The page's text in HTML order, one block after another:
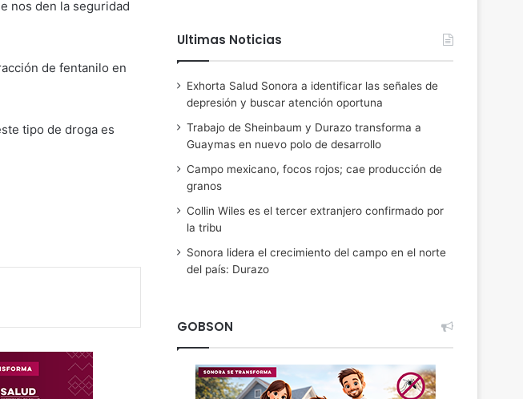
nos den la seguridad
de fentanilo en
tipo de droga es
Ultimas Noticias
Exhorta Salud Sonora a identificar las señales de
depresión y buscar atención oportuna
Trabajo de Sheinbaum y Durazo transforma a
Guaymas en nuevo polo de desarrollo
Campo mexicano, focos rojos; cae producción de
granos
Collin Wiles es el tercer extranjero confirmado por
la tribu
Sonora lidera el crecimiento del campo en el norte
del país: Durazo
GOBSON